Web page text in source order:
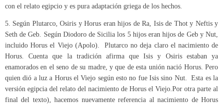
con el relato egipcio y es pura adaptación griega de los hechos.
5. Según Plutarco, Osiris y Horus eran hijos de Ra, Isis de Thot y Neftis y
Seth de Geb. Según Diodoro de Sicilia los 5 hijos eran hijos de Geb y Nut,
incluido Horus el Viejo (Apolo). Plutarco no deja claro el nacimiento de
Horus. Cuenta que la tradición afirma que Isis y Osiris estaban ya
enamorados en el seno de su madre, y que de esta unión nació Horus. Pero
quien dió a luz a Horus el Viejo según esto no fue Isis sino Nut. Esta es la
versión egipcia del relato del nacimiento de Horus el Viejo.Por otra parte al
final del texto), hacemos nuevamente referencia al nacimiento de Horus